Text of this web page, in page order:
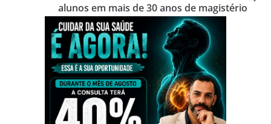
alunos em mais de 30 anos de magistério